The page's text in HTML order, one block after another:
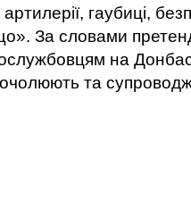
гаубиці,
За словами
на
та